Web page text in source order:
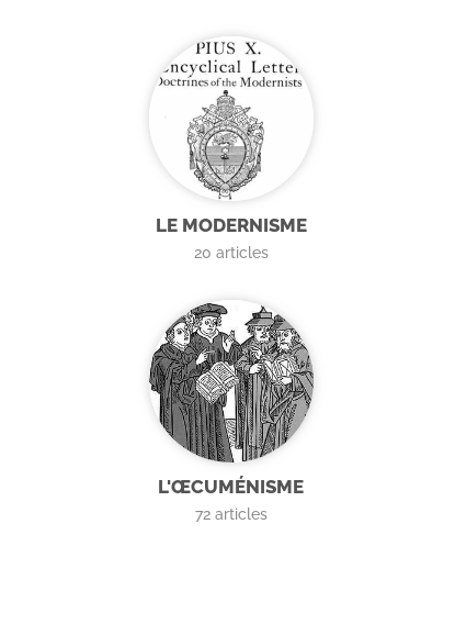
LE MODERNISME
20 articles
L'ŒCUMÉNISME
72articles